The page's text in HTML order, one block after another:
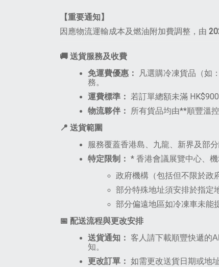
【重要通知】
因應物流運輸成本及燃油附加費調整，由
🚚 送貨服務及收費
免運費優惠：
凡選購冷凍貨品（如
務。
運費標準： 若訂單總額未滿 HK
物流夥伴： 所有貨品均由**順豐溫
📍 送貨範圍
服務覆蓋香港島、九龍、新界及部
特定限制： * 香港會議展覽中心、
政府機構（包括但不限於政
部分特殊地址須安排於指定
部分偏遠地區如冷凍車未能
📅 配送流程與更改安排
送貨通知： 客人請下載順豐快遞的
知。
更改訂單： 如需更改送貨日期或地